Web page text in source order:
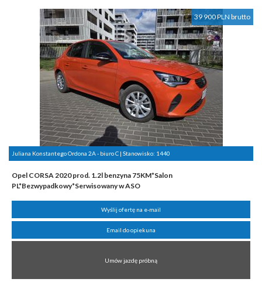
39 900 PLN brutto
Juliana Konstantego Ordona 2A - biuro C | Stanowisko: 1440
Opel CORSA 2020 prod. 1.2l benzyna 75KM*Salon
PL*Bezwypadkowy*Serwisowany w ASO
Wyślij ofertę na e-mail
Email do opiekuna
Umów jazdę próbną